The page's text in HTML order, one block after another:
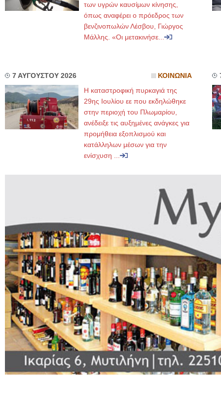
των υγρών καυσίμων κίνησης,
όπως αναφέρει ο πρόεδρος των
βενζινοπωλών Λέσβου, Γιώργος
Μάλλης. «Οι μετακινήσε...
7 ΑΥΓΟΥΣΤΟΥ 2026 ΚΟΙΝΩΝΙΑ
Η καταστροφική πυρκαγιά της
29ης Ιουλίου εε που εκδηλώθηκε
στην περιοχή του Πλωμαρίου,
ανέδειξε τις αυξημένες ανάγκες για
προμήθεια εξοπλισμού και
κατάλληλων μέσων για την
ενίσχυση ...